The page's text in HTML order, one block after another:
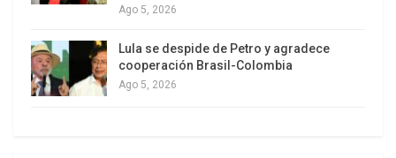
habitantes e instituciones locales con el propósito
de garantizar y asegurar la paz social, la
convivencia, el ejercicio pacífico de los derechos y
el cumplimiento de la ley.
Ago 5, 2026
Lula se despide de Petro y agradece
cooperación Brasil-Colombia
Ago 5, 2026